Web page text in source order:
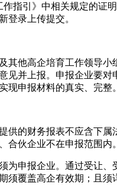
指引》中相关规定的证
登录上传提交。
其他高企培育工作领导
见并上报。申报企业要
现申报材料的真实、完整
供的财务报表不应含下
合伙企业不在申报范围内
为申报企业。通过受让
须覆盖高企有效期；且